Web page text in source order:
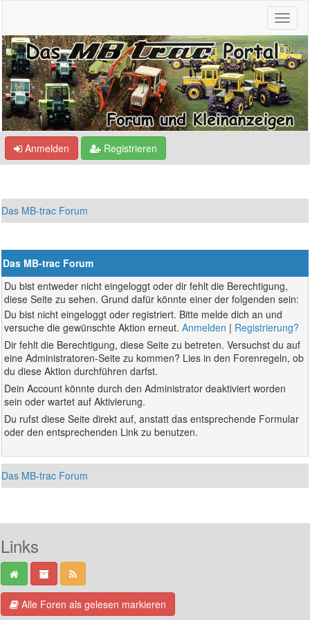
Anmelden Registrieren
Das MB-trac Forum
Das MB-trac Forum
Du bist entweder nicht eingeloggt oder dir fehlt die Berechtigung,
diese Seite zu sehen. Grund dafür könnte einer der folgenden sein:
Du bist nicht eingeloggt oder registriert. Bitte melde dich an und
versuche die gewünschte Aktion erneut.Anmelden | Registrierung?
Dir fehlt die Berechtigung, diese Seite zu betreten. Versuchst du auf
eine Administratoren-Seite zu kommen? Lies in den Forenregeln, ob
du diese Aktion durchführen darfst.
Dein Account könnte durch den Administrator deaktiviert worden
sein oder wartet auf Aktivierung.
Du rufst diese Seite direkt auf, anstatt das entsprechende Formular
oder den entsprechenden Link zu benutzen.
Das MB-trac Forum
Links
Alle Foren als gelesen markieren